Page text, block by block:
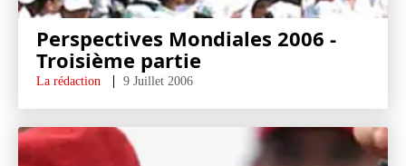
Perspectives Mondiales 2006 -
Troisième partie
La rédaction 9 Juillet 2006